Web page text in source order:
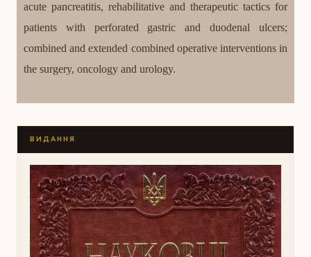
acute pancreatitis, rehabilitative and therapeutic tactics for
patients with perforated gastric and duodenal ulcers;
combined and extended combined operative interventions in
the surgery, oncology and urology.
ВИДАННЯ